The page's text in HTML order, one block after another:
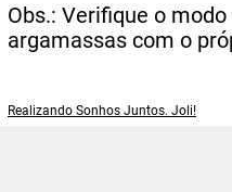
Obs.: Verifique o
argamassas com o
Realizando Sonhos Juntos. Joli!